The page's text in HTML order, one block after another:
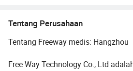
Tentang Perusahaan
Tentang Freeway medis: Hangzhou
Free Way Technology Co., Ltd